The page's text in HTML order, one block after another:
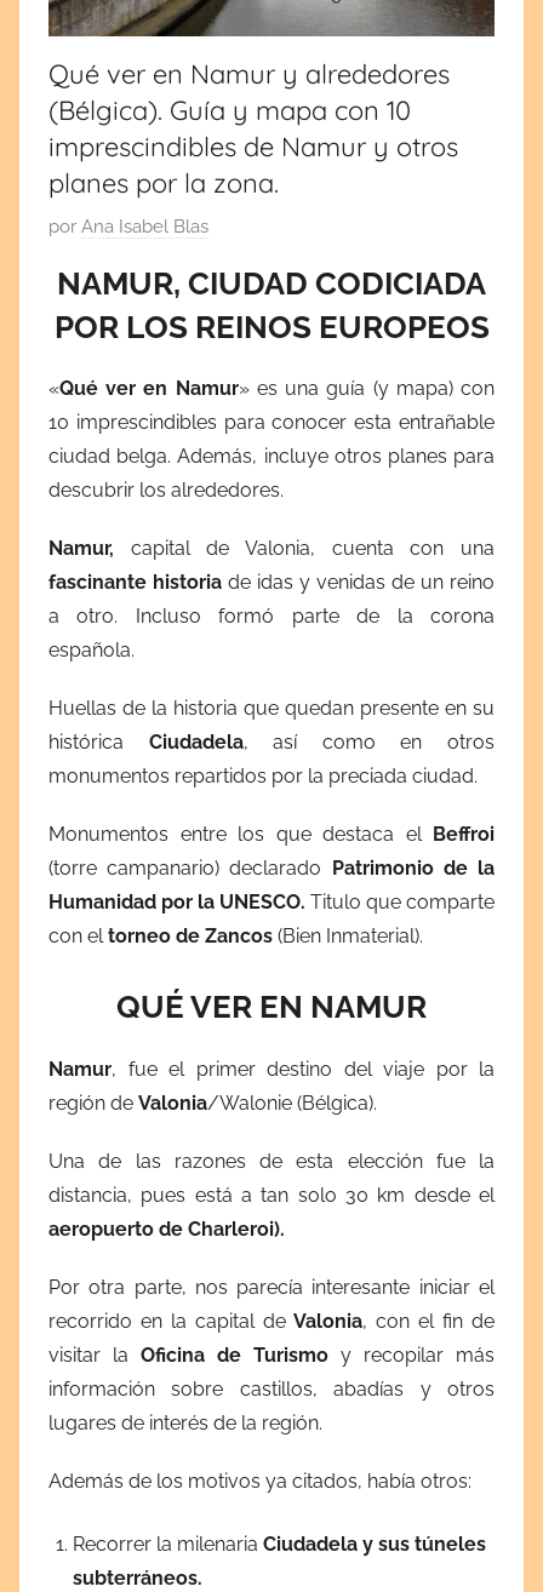
España
Europa
¡Visita
blog!
Qué ver en Namur y alrededores
(Bélgica). Guía y mapa con 10
imprescindibles de Namur y otros
planes por la zona.
P
c
a
d
a
l
o
b
r
6
,
por Ana Isabel Blas
NAMUR, CIUDAD CODICIADA
POR LOS REINOS EUROPEOS
«Qué ver en Namur» es una guía (y mapa) con
10 imprescindibles para conocer esta entrañable
ciudad belga. Además, incluye otros planes para
descubrir los alrededores.
Namur, capital de Valonia, cuenta con una
fascinante historia de idas y venidas de un reino
a otro. Incluso formó parte de la corona
española.
Huellas de la historia que quedan presente en su
histórica Ciudadela, así como en otros
monumentos repartidos por la preciada ciudad.
Monumentos entre los que destaca elBeffroi
(torre campanario) declarado
Patrimonio de la
Humanidad por la UNESCO. Titulo que comparte
con eltorneo de Zancos (Bien Inmaterial).
QUÉ VER EN NAMUR
Namur, fue el primer destino del viaje por la
región de Valonia/Walonie (Bélgica).
Una de las razones de esta elección fue la
distancia, pues está a tan solo 30 km desde el
aeropuerto de Charleroi).
Por otra parte, nos parecía interesante iniciar el
recorrido en la capital deValonia, con el fin de
visitar la Oficina de Turismo y recopilar más
información sobre castillos, abadías y otros
lugares de interés de la región.
Además de los motivos ya citados, había otros:
Recorrer la milenaria Ciudadela y sus túneles
subterráneos.